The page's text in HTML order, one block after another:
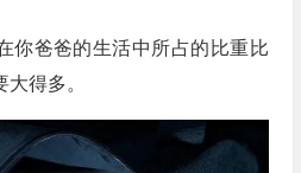
你爸爸的生活中所占的比重比
得多。